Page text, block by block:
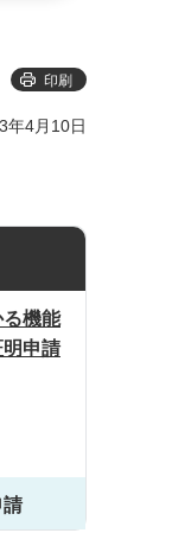
印刷
年4月10日
機能
申請
請